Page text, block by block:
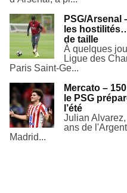
PSG/Arsenal
les
de taille
À quelques
Ligue des
Paris Saint-Ge...
Mercato –
le PSG
l’été
Julian
ans de
Madrid...